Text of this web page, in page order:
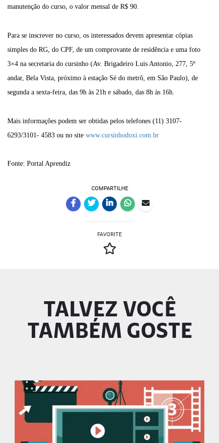
manutenção do curso, o valor mensal de R$ 90.
Para se inscrever no curso, os interessados devem apresentar cópias
simples do RG, do CPF, de um comprovante de residência e uma foto
3×4 na secretaria do cursinho (Av. Brigadeiro Luis Antonio, 277, 5º
andar, Bela Vista, próximo à estação Sé do metrô, em São Paulo), de
segunda a sexta-feira, das 9h às 21h e sábado, das 8h às 16h.
Mais informações podem ser obtidas pelos telefones (11) 3107-
6293/3101- 4583 ou no site www.cursinhodoxi.com.br
Fonte: Portal Aprendiz
COMPARTILHE
FAVORITE
TALVEZ VOCÊ
TAMBÉM GOSTE